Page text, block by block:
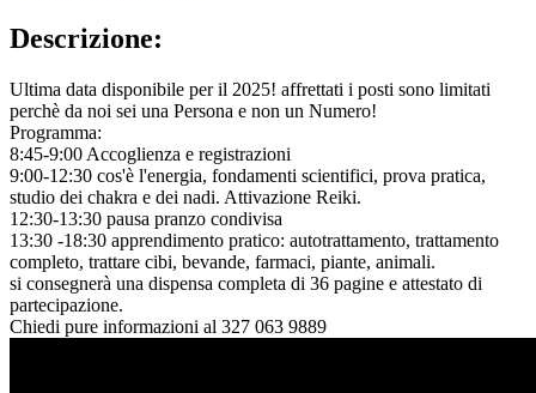
Descrizione:
Ultima data disponibile per il 2025! affrettati i posti sono limitati
perchè da noi sei una Persona e non un Numero!
Programma:
8:45-9:00 Accoglienza e registrazioni
9:00-12:30 cos'è l'energia, fondamenti scientifici, prova pratica,
studio dei chakra e dei nadi. Attivazione Reiki.
12:30-13:30 pausa pranzo condivisa
13:30 -18:30 apprendimento pratico: autotrattamento, trattamento
completo, trattare cibi, bevande, farmaci, piante, animali.
si consegnerà una dispensa completa di 36 pagine e attestato di
partecipazione.
Chiedi pure informazioni al 327 063 9889